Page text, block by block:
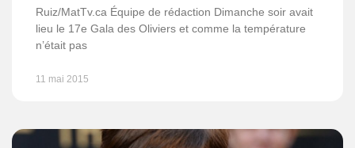
Ruiz/MatTv.ca Équipe de rédaction Dimanche soir avait
lieu le 17e Gala des Oliviers et comme la température
n’était pas
11 mai 2015